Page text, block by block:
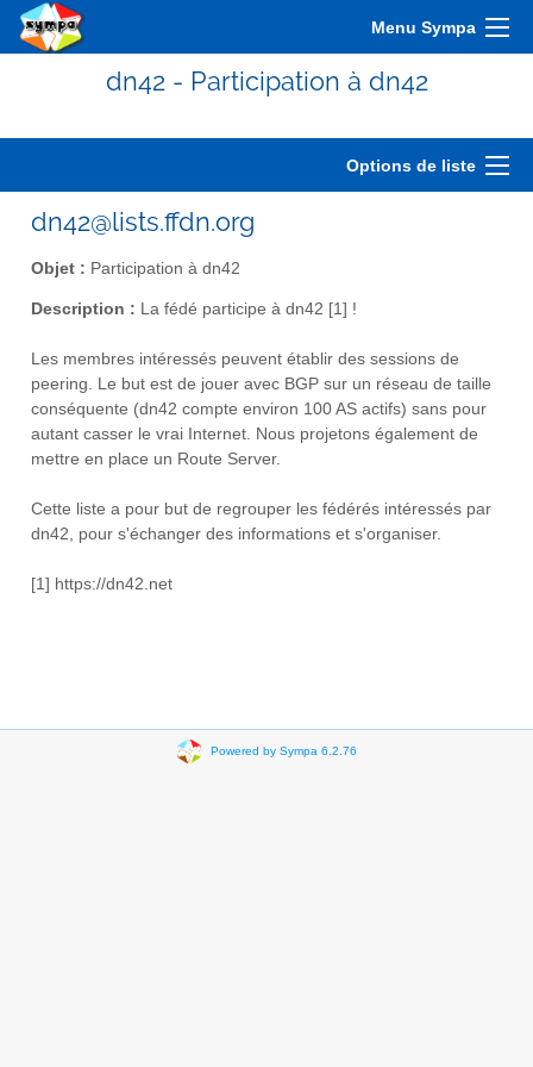
Menu Sympa
dn42 - Participation à dn42
Options de liste
dn42@lists.ffdn.org
Objet : Participation à dn42
Description : La fédé participe à dn42 [1] !
Les membres intéressés peuvent établir des sessions de
peering. Le but est de jouer avec BGP sur un réseau de taille
conséquente (dn42 compte environ 100 AS actifs) sans pour
autant casser le vrai Internet. Nous projetons également de
mettre en place un Route Server.
Cette liste a pour but de regrouper les fédérés intéressés par
dn42, pour s'échanger des informations et s'organiser.
[1] https://dn42.net
Powered by Sympa 6.2.76